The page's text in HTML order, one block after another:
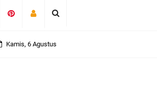
Kamis, 6 Agustus